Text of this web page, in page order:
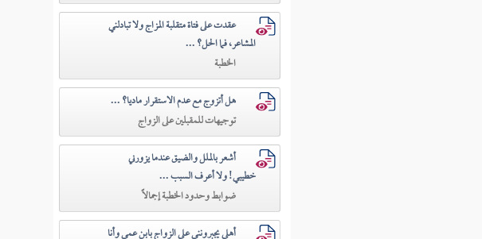
عقدت على فتاة متقلبة المزاج ولا تبادلني
المشاعر، فما الحل؟ ...
الخطبة
هل أتزوج مع عدم الاستقرار ماديا؟ ...
توجيهات للمقبلين على الزواج
أشعر بالملل والضيق عندما يزورني
خطيبي! ولا أعرف السبب ...
ضوابط وحدود الخطبة إجمالاً
أهلي يجبرونني على الزواج بابن عمي وأنا